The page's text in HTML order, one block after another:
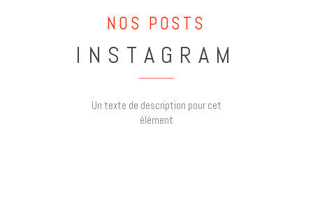
NOS POSTS
INSTAGRAM
Un texte de description pour cet
élément